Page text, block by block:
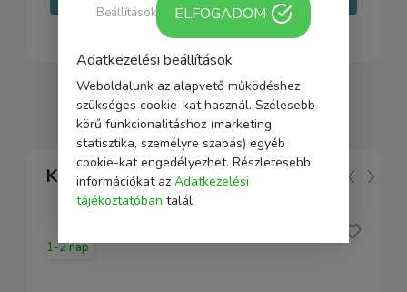
Kapcsolódó
1-2 nap
Adatkezelési beállítások
Weboldalunk az alapvető működéshez
szükséges cookie-kat használ. Szélesebb
körű funkcionalitáshoz (marketing,
statisztika, személyre szabás) egyéb
cookie-kat engedélyezhet. Részletesebb
információkat az Adatkezelési
tájékoztatóban talál.
Beállítások ELFOGADOM